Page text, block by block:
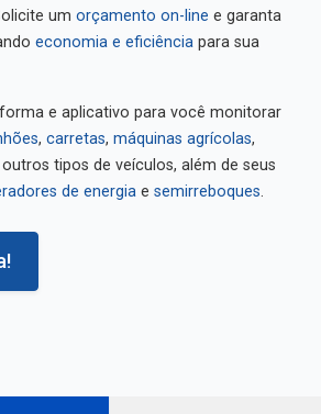
um orçamento on-line e garanta
economia e eficiência para sua
e aplicativo para você monitorar
, carretas, máquinas agrícolas,
tipos de veículos, além de seus
de energia e semirreboques.